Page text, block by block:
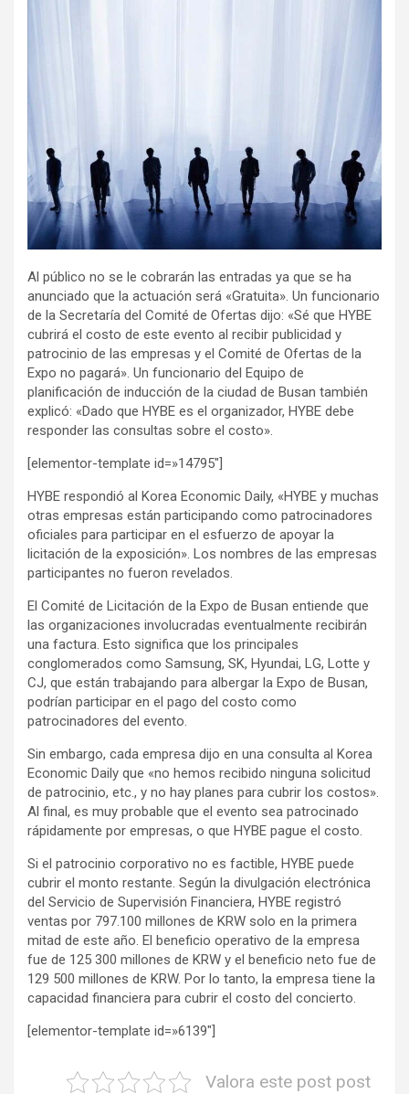
Al público no se le cobrarán las entradas ya que se ha
anunciado que la actuación será «Gratuita». Un funcionario
de la Secretaría del Comité de Ofertas dijo: «Sé que HYBE
cubrirá el costo de este evento al recibir publicidad y
patrocinio de las empresas y el Comité de Ofertas de la
Expo no pagará». Un funcionario del Equipo de
planificación de inducción de la ciudad de Busan también
explicó: «Dado que HYBE es el organizador, HYBE debe
responder las consultas sobre el costo».
[elementor-template id=»14795″]
HYBE respondió al Korea Economic Daily, «HYBE y muchas
otras empresas están participando como patrocinadores
oficiales para participar en el esfuerzo de apoyar la
licitación de la exposición». Los nombres de las empresas
participantes no fueron revelados.
El Comité de Licitación de la Expo de Busan entiende que
las organizaciones involucradas eventualmente recibirán
una factura. Esto significa que los principales
conglomerados como Samsung, SK, Hyundai, LG, Lotte y
CJ, que están trabajando para albergar la Expo de Busan,
podrían participar en el pago del costo como
patrocinadores del evento.
Sin embargo, cada empresa dijo en una consulta al Korea
Economic Daily que «no hemos recibido ninguna solicitud
de patrocinio, etc., y no hay planes para cubrir los costos».
Al final, es muy probable que el evento sea patrocinado
rápidamente por empresas, o que HYBE pague el costo.
Si el patrocinio corporativo no es factible, HYBE puede
cubrir el monto restante. Según la divulgación electrónica
del Servicio de Supervisión Financiera, HYBE registró
ventas por 797.100 millones de KRW solo en la primera
mitad de este año. El beneficio operativo de la empresa
fue de 125 300 millones de KRW y el beneficio neto fue de
129 500 millones de KRW. Por lo tanto, la empresa tiene la
capacidad financiera para cubrir el costo del concierto.
[elementor-template id=»6139″]
Valora este post post